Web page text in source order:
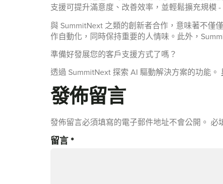
支援可提升滿意度、改善效率，並輕鬆擴充規模
與 SummitNext 之類的創新者合作，意味著不僅
作自動化，同時保持重要的人情味。此外，
準備好發展您的客戶支援方式了嗎？
透過 SummitNext 探索 AI 驅動解決方案的功能。
發佈留言
發佈留言必須填寫的電子郵件地址不會公開。 必
留言 *